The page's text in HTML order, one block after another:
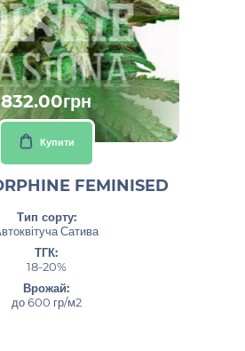
832.00грн
Купити
FEMINISED
Тип сорту:
Сатива
ТГК:
18-20%
Врожай:
до 600 гр/м2